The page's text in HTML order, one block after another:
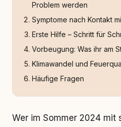
Problem werden
Symptome nach Kontakt
Erste Hilfe – Schritt für
Vorbeugung: Was ihr am
Klimawandel und
Häufige Fragen
Wer im Sommer 2024 mit